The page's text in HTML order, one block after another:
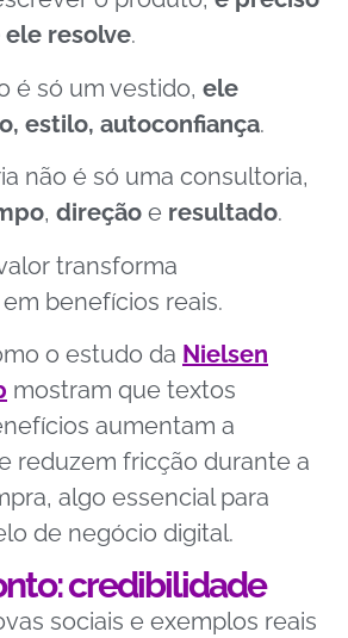
resolve.
é só um vestido, ele
estilo, autoconfiança.
não é só uma consultoria,
, direção e resultado.
transforma
benefícios reais.
o estudo da Nielsen
mostram que textos
aumentam a
reduzem fricção durante a
algo essencial para
de negócio digital.
credibilidade
sociais e exemplos reais